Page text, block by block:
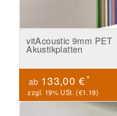
vitAcoustic 9mm PET
Akustikplatten
ab 133,00 €*
zzgl. 19% USt. (€1.19)